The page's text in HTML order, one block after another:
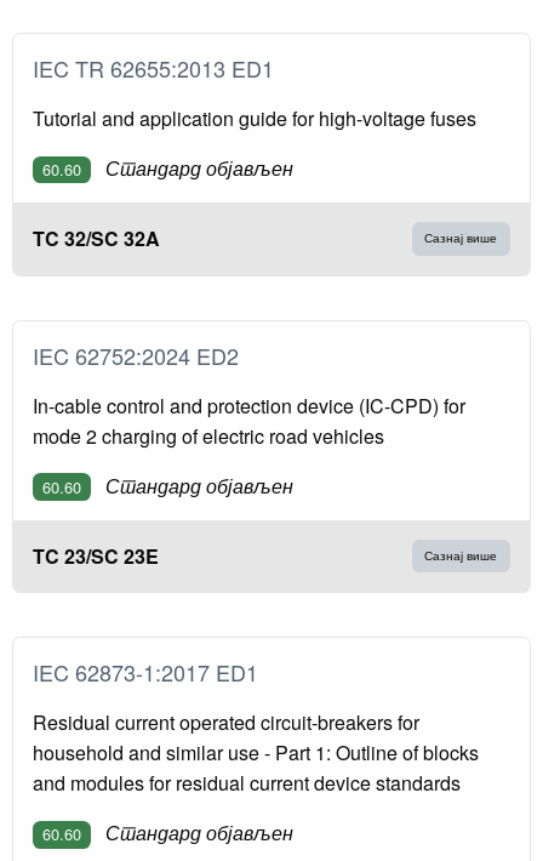
IEC TR 62655:2013 ED1
Tutorial and application guide for high-voltage fuses
60.60 Стандард објављен
TC 32/SC 32A Сазнај више
IEC 62752:2024 ED2
In-cable control and protection device (IC-CPD) for
mode 2 charging of electric road vehicles
60.60 Стандард објављен
TC 23/SC 23E Сазнај више
IEC 62873-1:2017 ED1
Residual current operated circuit-breakers for
household and similar use - Part 1: Outline of blocks
and modules for residual current device standards
60.60 Стандард објављен